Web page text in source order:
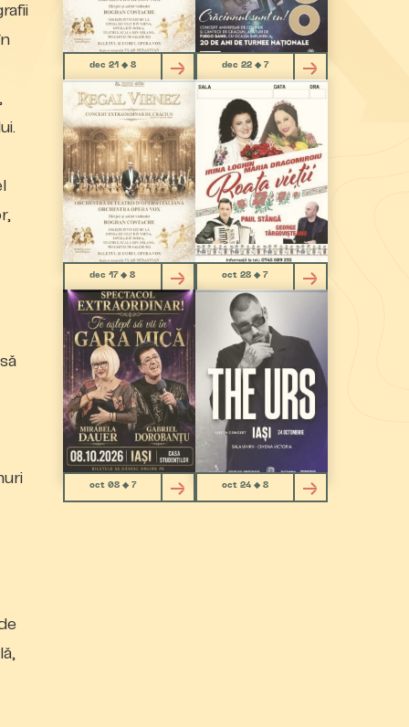
dec 21 ◆ 8 dec 22 ◆ 7
dec 17 ◆ 8 oct 28 ◆ 7
oct 08 ◆ 7 oct 24 ◆ 8